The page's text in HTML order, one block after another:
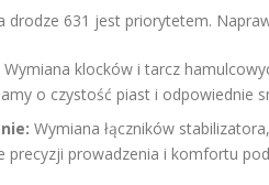
drodze 631 jest priorytetem.
Wymiana klocków i tarcz
o czystość piast i odpowiednie
Wymiana łączników
precyzji prowadzenia i komfortu